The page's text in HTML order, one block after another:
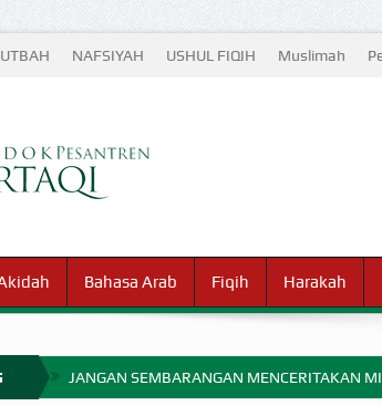
NAFSIYAH USHUL FIQIH Muslimah
Bahasa Arab Fiqih Harakah
JANGAN SEMBARANGAN MENCERITAKAN